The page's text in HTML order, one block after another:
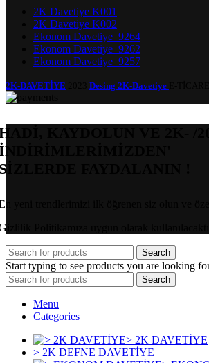
2K Davetiye K001
2K Davetiye K002
Ekonom Davetiye_9264
Ekonom Davetiye_9262
Ekonom Davetiye_9257
2K-DAVETİYE Desing 2K-Davetiye
KAYDOLUN VE 2K- /20
FAYDALANIN !
yeni trendlerimizi ilk öğrenen siz olun ve
Politikamıza uygun olarak kullanılacaktır
Search
Start typing to see products you are looking
Search
Menu
Categories
> 2K DAVETİYE
> 2K DEFNE DAVETİYE